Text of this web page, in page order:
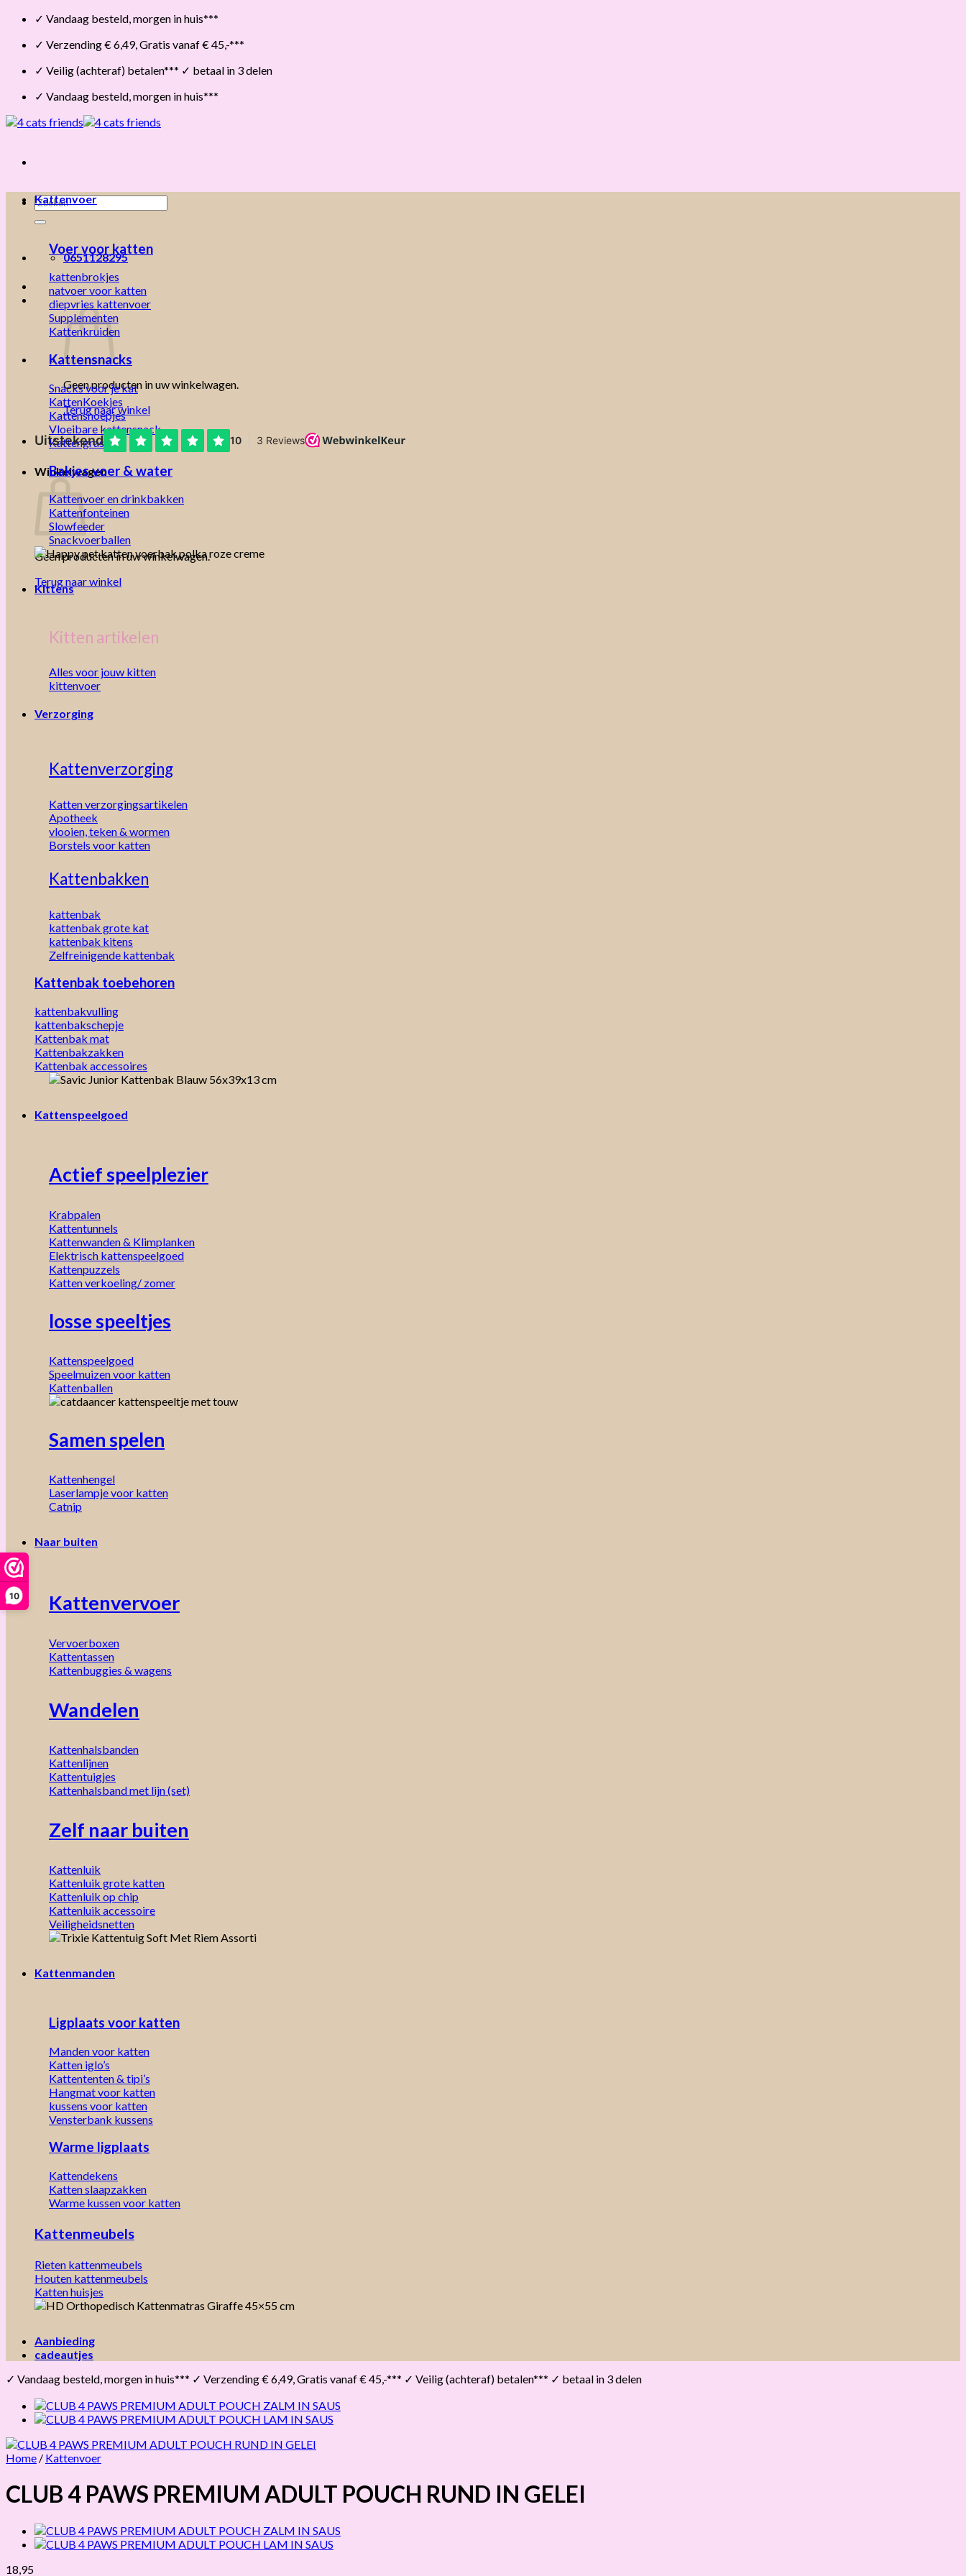
10
Skip
content
✓ Vandaag besteld, morgen in huis***
✓ Verzending € 6,49, Gratis vanaf € 45,-***
✓ Veilig (achteraf) betalen*** ✓ betaal in 3 delen
✓ Vandaag besteld, morgen in huis***
Zoeken
naar:
0651128295
Geen producten in uw winkelwagen.
Terug naar winkel
Winkelwagen
Geen producten in uw winkelwagen.
Terug naar winkel
Kattenvoer
Voer voor katten
kattenbrokjes
natvoer voor katten
diepvries kattenvoer
Supplementen
Kattenkruiden
Kattensnacks
Snacks voor je kat
KattenKoekjes
Kattensnoepjes
Vloeibare kattensnack
Kattengras
Bakjes voer & water
Kattenvoer en drinkbakken
Kattenfonteinen
Slowfeeder
Snackvoerballen
Kittens
Kitten artikelen
Alles voor jouw kitten
kittenvoer
Verzorging
Kattenverzorging
Katten verzorgingsartikelen
Apotheek
vlooien, teken & wormen
Borstels voor katten
Kattenbakken
kattenbak
kattenbak grote kat
kattenbak kitens
Zelfreinigende kattenbak
Kattenbak toebehoren
kattenbakvulling
kattenbakschepje
Kattenbak mat
Kattenbakzakken
Kattenbak accessoires
Kattenspeelgoed
Actief speelplezier
Krabpalen
Kattentunnels
Kattenwanden & Klimplanken
Elektrisch kattenspeelgoed
Kattenpuzzels
Katten verkoeling/ zomer
losse speeltjes
Kattenspeelgoed
Speelmuizen voor katten
Kattenballen
Samen spelen
Kattenhengel
Laserlampje voor katten
Catnip
Naar buiten
Kattenvervoer
Vervoerboxen
Kattentassen
Kattenbuggies & wagens
Wandelen
Kattenhalsbanden
Kattenlijnen
Kattentuigjes
Kattenhalsband met lijn (set)
Zelf naar buiten
Kattenluik
Kattenluik grote katten
Kattenluik op chip
Kattenluik accessoire
Veiligheidsnetten
Kattenmanden
Ligplaats voor katten
Manden voor katten
Katten iglo’s
Kattententen & tipi’s
Hangmat voor katten
kussens voor katten
Vensterbank kussens
Warme ligplaats
Kattendekens
Katten slaapzakken
Warme kussen voor katten
Kattenmeubels
Rieten kattenmeubels
Houten kattenmeubels
Katten huisjes
Aanbieding
cadeautjes
✓ Vandaag besteld, morgen in huis*** ✓ Verzending € 6,49, Gratis vanaf € 45,-*** ✓ Veilig (achteraf) betalen*** ✓ betaal in 3 delen
Home / Kattenvoer
CLUB 4 PAWS PREMIUM ADULT POUCH RUND IN GELEI
18,95